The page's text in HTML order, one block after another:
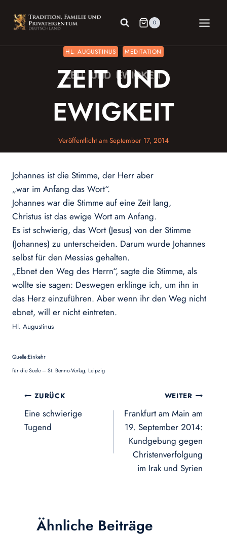
Inhalt
springen
0
HL. AUGUSTINUS MEDITATION
ZEIT UND
EWIGKEIT
Veröffentlicht am September 17, 2014
Johannes ist die Stimme, der Herr aber
„war im Anfang das Wort“.
Johannes war die Stimme auf eine Zeit lang,
Christus ist das ewige Wort am Anfang.
Es ist schwierig, das Wort (Jesus) von der Stimme
(Johannes) zu unterscheiden. Darum wurde Johannes
selbst für den Messias gehalten.
„Ebnet den Weg des Herrn“, sagte die Stimme, als
wollte sie sagen: Deswegen erklinge ich, um ihn in
das Herz einzuführen. Aber wenn ihr den Weg nicht
ebnet, will er nicht eintreten.
Hl. Augustinus
Quelle:Einkehr
für die Seele – St. Benno-Verlag, Leipzig
Beitragsnavigation
ZURÜCK
Eine schwierige
Tugend
WEITER
Frankfurt am Main am
19. September 2014:
Kundgebung gegen
Christenverfolgung
im Irak und Syrien
Ähnliche Beiträge